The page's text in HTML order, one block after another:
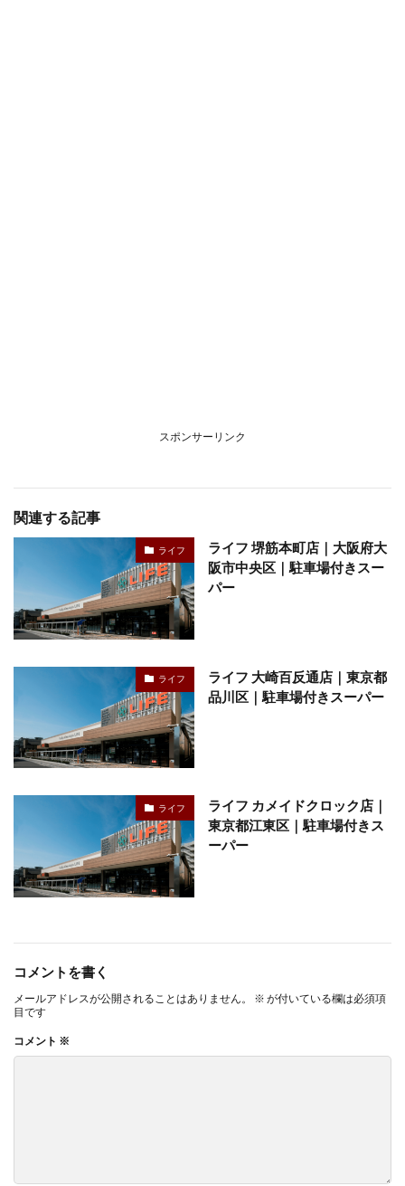
スポンサーリンク
関連する記事
ライフ
ライフ 堺筋本町店｜大阪府大
阪市中央区｜駐車場付きスー
パー
ライフ
ライフ 大崎百反通店｜東京都
品川区｜駐車場付きスーパー
ライフ
ライフ カメイドクロック店｜
東京都江東区｜駐車場付きス
ーパー
コメントを書く
メールアドレスが公開されることはありません。 ※ が付いている欄は必須項
目です
コメント ※